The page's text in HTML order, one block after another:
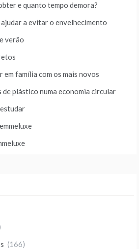
e quanto tempo demora?
a evitar o envelhecimento
verão
família com os mais novos
de plástico numa economia circular
(166)